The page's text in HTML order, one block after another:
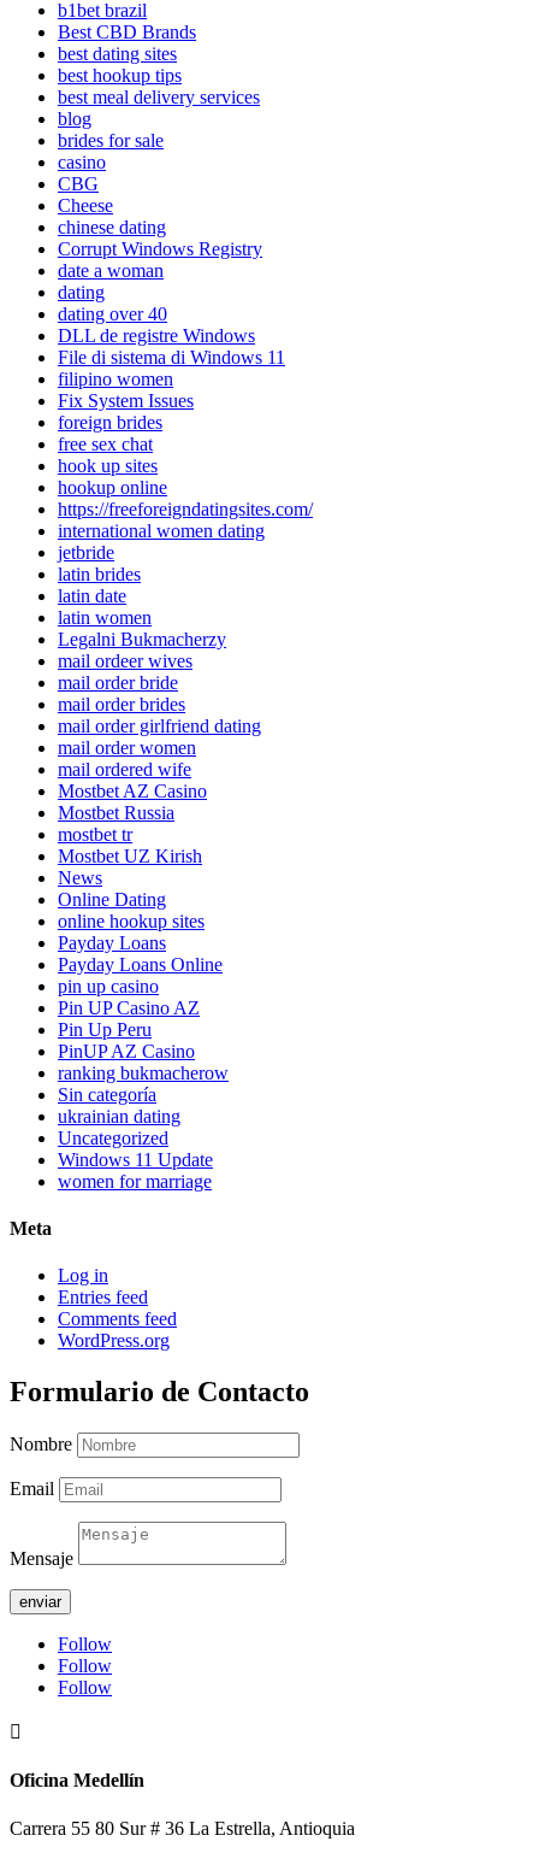
b1bet brazil
Best CBD Brands
best dating sites
best hookup tips
best meal delivery services
blog
brides for sale
casino
CBG
Cheese
chinese dating
Corrupt Windows Registry
date a woman
dating
dating over 40
DLL de registre Windows
File di sistema di Windows 11
filipino women
Fix System Issues
foreign brides
free sex chat
hook up sites
hookup online
https://freeforeigndatingsites.com/
international women dating
jetbride
latin brides
latin date
latin women
Legalni Bukmacherzy
mail ordeer wives
mail order bride
mail order brides
mail order girlfriend dating
mail order women
mail ordered wife
Mostbet AZ Casino
Mostbet Russia
mostbet tr
Mostbet UZ Kirish
News
Online Dating
online hookup sites
Payday Loans
Payday Loans Online
pin up casino
Pin UP Casino AZ
Pin Up Peru
PinUP AZ Casino
ranking bukmacherow
Sin categoría
ukrainian dating
Uncategorized
Windows 11 Update
women for marriage
Meta
Log in
Entries feed
Comments feed
WordPress.org
Formulario de Contacto
Nombre
Email
Mensaje
enviar
Follow
Follow
Follow

Oficina Medellín
Carrera 55 80 Sur # 36 La Estrella, Antioquia